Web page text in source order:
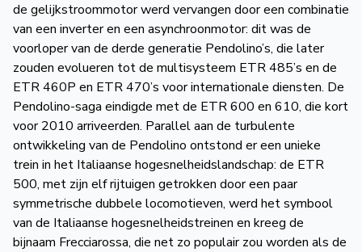
de gelijkstroommotor werd vervangen door een combinatie
van een inverter en een asynchroonmotor: dit was de
voorloper van de derde generatie Pendolino’s, die later
zouden evolueren tot de multisysteem ETR 485’s en de
ETR 460P en ETR 470’s voor internationale diensten. De
Pendolino-saga eindigde met de ETR 600 en 610, die kort
voor 2010 arriveerden. Parallel aan de turbulente
ontwikkeling van de Pendolino ontstond er een unieke
trein in het Italiaanse hogesnelheidslandschap: de ETR
500, met zijn elf rijtuigen getrokken door een paar
symmetrische dubbele locomotieven, werd het symbool
van de Italiaanse hogesnelheidstreinen en kreeg de
bijnaam Frecciarossa, die net zo populair zou worden als de